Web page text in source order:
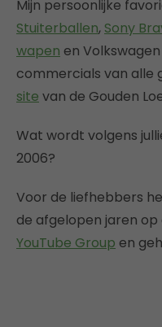
Mijn persoonlijke
Stuiterballen, Sony
wapen en
commercials van alle
site van de Gouden
Wat wordt volgens
2006?
Voor de liefhebbers
de afgelopen jaren
YouTube Group en